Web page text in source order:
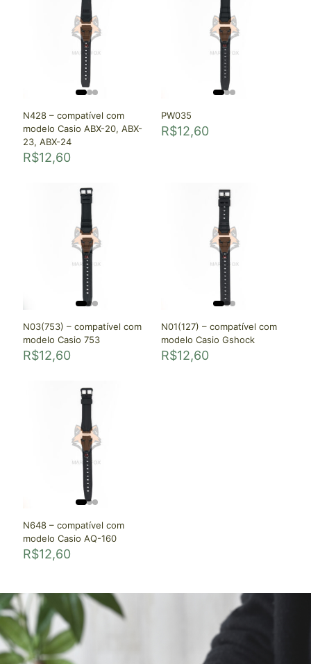
N428 – compatível com
modelo Casio ABX-20, ABX-
23, ABX-24
R$12,60
PW035
R$12,60
N03(753) – compatível com
modelo Casio 753
R$12,60
N01(127) – compatível com
modelo Casio Gshock
R$12,60
N648 – compatível com
modelo Casio AQ-160
R$12,60